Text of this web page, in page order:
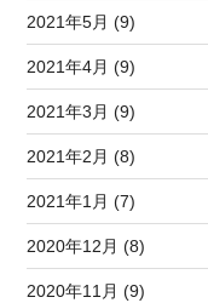
2021年5月 (9)
2021年4月 (9)
2021年3月 (9)
2021年2月 (8)
2021年1月 (7)
2020年12月 (8)
2020年11月 (9)